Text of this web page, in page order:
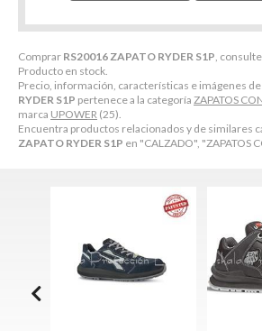
Comprar RS20016 ZAPATO RYDER S1P,
Producto en stock.
Precio, información, características e imágenes de
RYDER S1P pertenece a la categoría ZAPATOS
marca UPOWER (25).
Encuentra productos relacionados y de similares
ZAPATO RYDER S1P en "CALZADO", "ZAPATOS